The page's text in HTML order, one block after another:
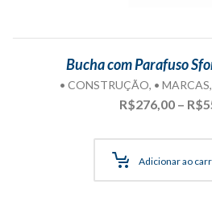
Bucha com Parafuso
• CONSTRUÇÃO, • MARCAS,
R$276,00 – R$
Adicionar ao